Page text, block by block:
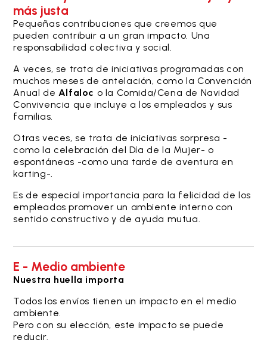
más justa
Pequeñas contribuciones que creemos que
pueden contribuir a un gran impacto. Una
responsabilidad colectiva y social.
A veces, se trata de iniciativas programadas con
muchos meses de antelación, como la Convención
Anual de Alfaloc o la Comida/Cena de Navidad
Convivencia que incluye a los empleados y sus
familias.
Otras veces, se trata de iniciativas sorpresa -
como la celebración del Día de la Mujer- o
espontáneas -como una tarde de aventura en
karting-.
Es de especial importancia para la felicidad de los
empleados promover un ambiente interno con
sentido constructivo y de ayuda mutua.
E - Medio ambiente
Nuestra huella importa
Todos los envíos tienen un impacto en el medio
ambiente.
Pero con su elección, este impacto se puede
reducir.